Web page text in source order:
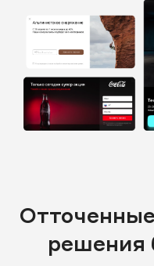
решения